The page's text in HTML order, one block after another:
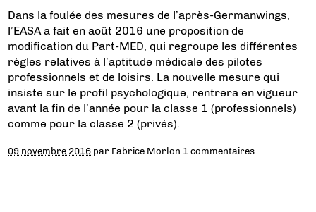
Dans la foulée des mesures de l’après-Germanwings,
l’EASA a fait en août 2016 une proposition de
modification du Part-MED, qui regroupe les différentes
règles relatives à l’aptitude médicale des pilotes
professionnels et de loisirs. La nouvelle mesure qui
insiste sur le profil psychologique, rentrera en vigueur
avant la fin de l’année pour la classe 1 (professionnels)
comme pour la classe 2 (privés).
09 novembre 2016 par Fabrice Morlon 1 commentaires